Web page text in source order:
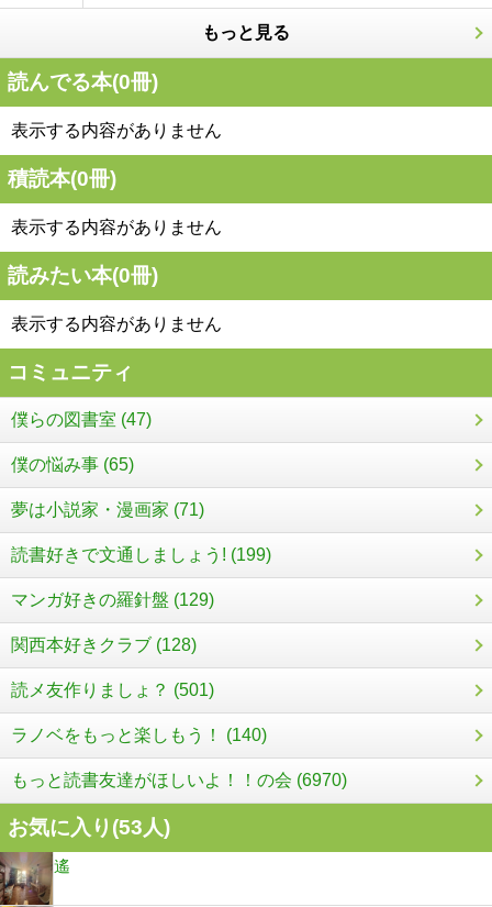
もっと見る
読んでる本(0冊)
表示する内容がありません
積読本(0冊)
表示する内容がありません
読みたい本(0冊)
表示する内容がありません
コミュニティ
僕らの図書室 (47)
僕の悩み事 (65)
夢は小説家・漫画家 (71)
読書好きで文通しましょう! (199)
マンガ好きの羅針盤 (129)
関西本好きクラブ (128)
読メ友作りましょ？ (501)
ラノベをもっと楽しもう！ (140)
もっと読書友達がほしいよ！！の会 (6970)
お気に入り(53人)
遙